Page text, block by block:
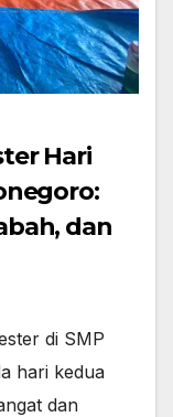
Hari
dan
di SMP
hari kedua
dan